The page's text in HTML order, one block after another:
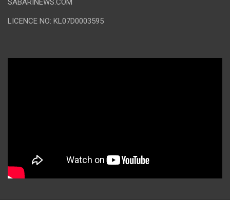
SABARINEWS.COM
LICENCE NO: KL07D0003595